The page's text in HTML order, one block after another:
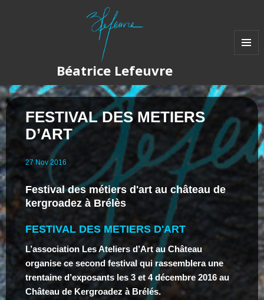
Béatrice Lefeuvre
FESTIVAL DES METIERS
D’ART
27 Nov 2016
Festival des métiers d'art au château de
kergroadez à Brélès
FESTIVAL DES METIERS D'ART
L’association Les Ateliers d’Art au Château
organise ce second festival qui rassemblera une
trentaine d’exposants les 3 et 4 décembre 2016 au
Château de Kergroadez à Brélés.